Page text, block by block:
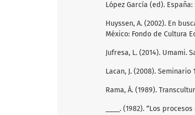
López García (ed).
Huyssen, A. (2002). En
México: Fondo de Cultura
Jufresa, L. (2014). Umami.
Lacan, J. (2008).
Rama, Á. (1989).
____. (1982). “Los